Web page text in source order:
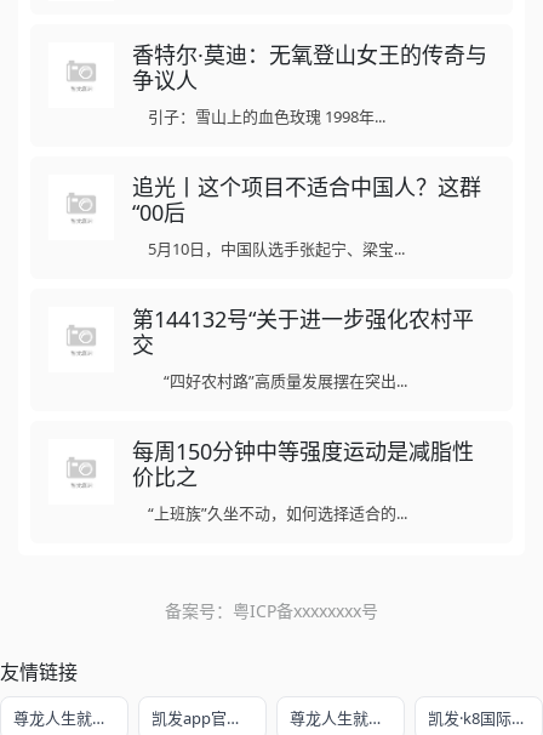
香特尔·莫迪：无氧登山女王的传奇与
争议人
引子：雪山上的血色玫瑰 1998年...
追光丨这个项目不适合中国人？这群
“00后
5月10日，中国队选手张起宁、梁宝...
第144132号“关于进一步强化农村平
交
“四好农村路”高质量发展摆在突出...
每周150分钟中等强度运动是减脂性
价比之
“上班族”久坐不动，如何选择适合的...
备案号： 粤ICP备xxxxxxxx号
友情链接
尊龙人生就是博!开户 凯发app官方网站 尊龙人生就是赌 凯发·k8国际娱乐官网入口